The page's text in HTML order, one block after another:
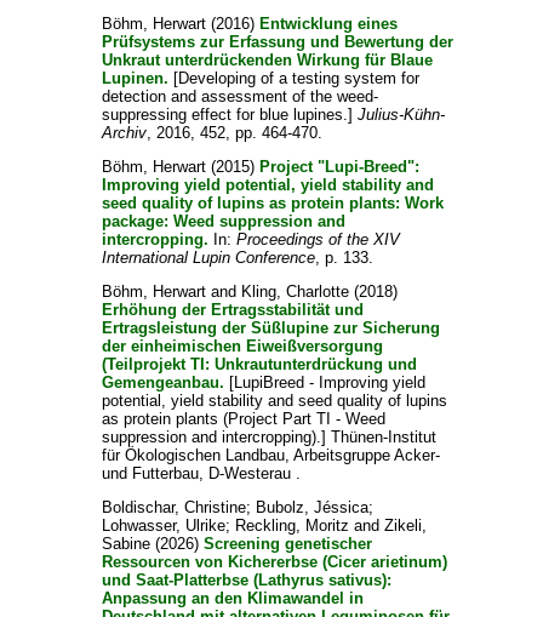
Böhm, Herwart(2016) Entwicklung eines
Prüfsystems zur Erfassung und Bewertung der
Unkraut unterdrückenden Wirkung für Blaue
Lupinen. [Developing of a testing system for
detection and assessment of the weed-
suppressing effect for blue lupines.] Julius-Kühn-
Archiv, 2016, 452, pp. 464-470.
Böhm, Herwart(2015) Project "Lupi-Breed":
Improving yield potential, yield stability and
seed quality of lupins as protein plants: Work
package: Weed suppression and
intercropping. In: Proceedings of the XIV
International Lupin Conference, p. 133.
Böhm, Herwartand Kling, Charlotte(2018)
Erhöhung der Ertragsstabilität und
Ertragsleistung der Süßlupine zur Sicherung
der einheimischen Eiweißversorgung
(Teilprojekt TI: Unkrautunterdrückung und
Gemengeanbau. [LupiBreed - Improving yield
potential, yield stability and seed quality of lupins
as protein plants (Project Part TI - Weed
suppression and intercropping).] Thünen-Institut
für Ökologischen Landbau, Arbeitsgruppe Acker-
und Futterbau, D-Westerau .
Boldischar, Christine; Bubolz, Jéssica;
Lohwasser, Ulrike; Reckling, Moritz and Zikeli,
Sabine(2026) Screening genetischer
Ressourcen von Kichererbse (Cicer arietinum)
und Saat-Platterbse (Lathyrus sativus):
Anpassung an den Klimawandel in